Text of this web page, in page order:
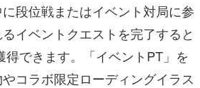
段位戦またはイベント対局に参
イベントクエストを完了すると
得できます。「イベントPT」を
コラボ限定ローディングイラス